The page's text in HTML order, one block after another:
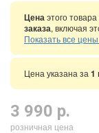
Ценаэтого товара
заказа, включая
Показать все цены
Цена указана за 1
3 990 р.
розничная цена